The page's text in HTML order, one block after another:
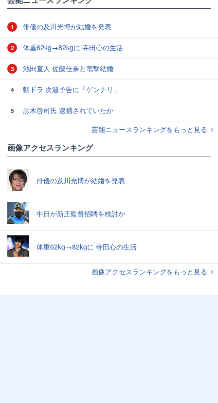
1 俳優の及川光博が結婚を発表
2 体重62kg→82kgに 寺田心の生活
3 池田直人 佐藤佳奈と電撃結婚
4 朝ドラ 次週予告に「ゲンナリ」
5
黒木啓司氏 逮捕されていたか
芸能ニュースランキングをもっと見る
画像アクセスランキング
俳優の及川光博が結婚を発表
中日が新庄監督招聘を検討か
体重62kg→82kgに 寺田心の生活
画像アクセスランキングをもっと見る